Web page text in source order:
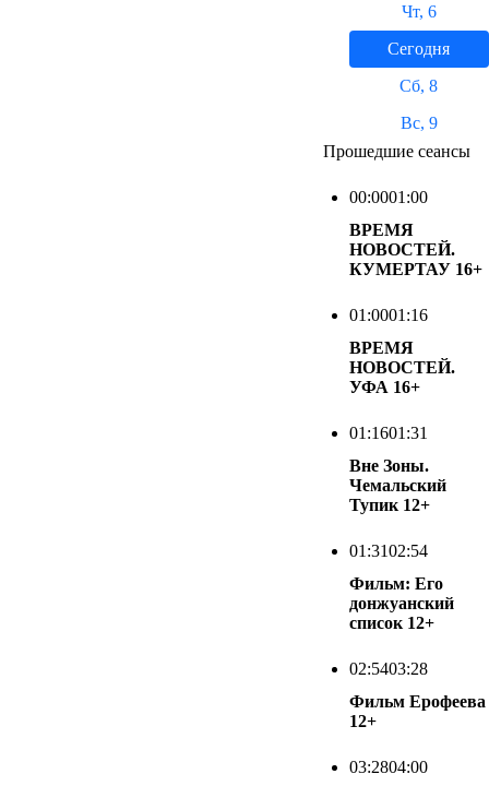
Чт, 6
Сегодня
Сб, 8
Вс, 9
Прошедшие сеансы
00:0001:00
ВРЕМЯ
НОВОСТЕЙ.
КУМЕРТАУ 16+
01:0001:16
ВРЕМЯ
НОВОСТЕЙ.
УФА 16+
01:1601:31
Вне Зоны.
Чемальский
Тупик 12+
01:3102:54
Фильм: Его
донжуанский
список 12+
02:5403:28
Фильм Ерофеева
12+
03:2804:00